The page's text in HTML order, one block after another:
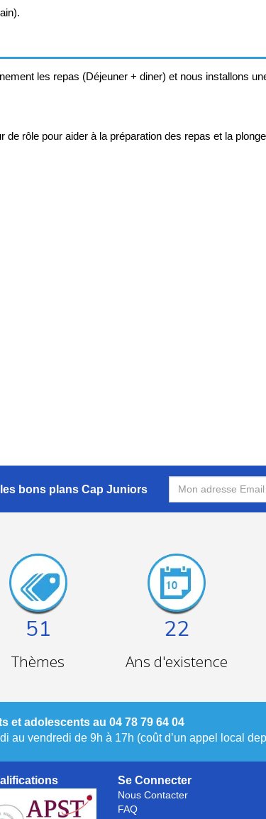
les repas (Déjeuner + diner) et nous installons
rôle pour aider à la préparation des repas et la
les bons plans Cap Juniors
51
Thèmes
22
Ans d'existence
et adolescents au 04 78 79 64 04
au vendredi de 9h à 17h (coût d’un appel local
Se Connecter
Nous Contacter
FAQ